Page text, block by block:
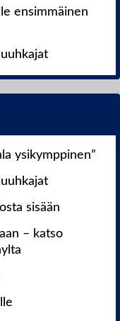
ensimmäinen
ysikymppinen”
sisään
– katso